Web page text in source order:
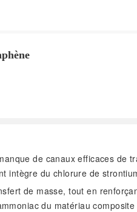
de canaux efficaces de
intègre du chlorure de
de masse, tout en
du matériau